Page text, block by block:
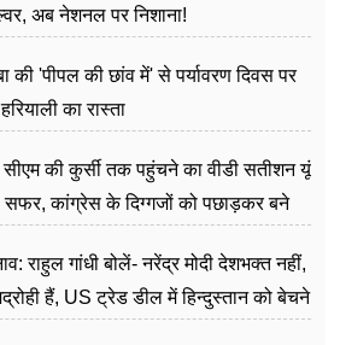
अब नेशनल पर निशाना!
की 'पीपल की छांव में' से पर्यावरण दिवस पर
का रास्ता
की कुर्सी तक पहुंचने का वीडी सतीशन यूं
सफर, कांग्रेस के दिग्गजों को पछाड़कर बने
राहुल गांधी बोलें- नरेंद्र मोदी देशभक्त नहीं,
हैं, US ट्रेड डील में हिन्दुस्तान को बेचने